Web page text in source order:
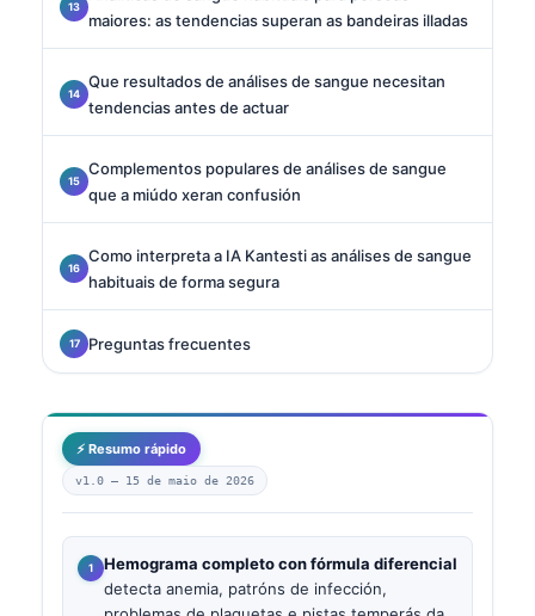
maiores: as tendencias superan as bandeiras illadas
Que resultados de análises de sangue necesitan
tendencias antes de actuar
Complementos populares de análises de sangue
que a miúdo xeran confusión
Como interpreta a IA Kantesti as análises de sangue
habituais de forma segura
Preguntas frecuentes
⚡ Resumo rápido
v1.0 — 15 de maio de 2026
Hemograma completo con fórmula diferencial
detecta anemia, patróns de infección,